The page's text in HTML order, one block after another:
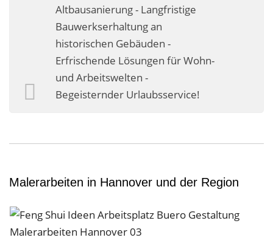
Altbausanierung - Langfristige
Bauwerkserhaltung an
historischen Gebäuden -
Erfrischende Lösungen für Wohn-
und Arbeitswelten -
Begeisternder Urlaubsservice!
Malerarbeiten in Hannover und der Region